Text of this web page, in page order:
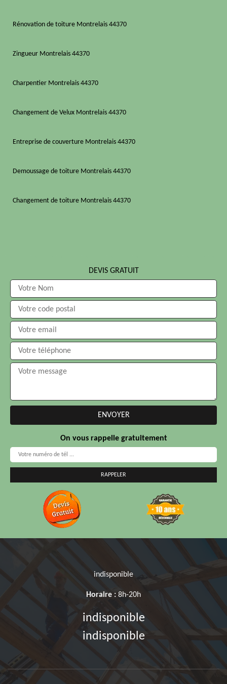
Rénovation de toiture Montrelais 44370
Zingueur Montrelais 44370
Charpentier Montrelais 44370
Changement de Velux Montrelais 44370
Entreprise de couverture Montrelais 44370
Demoussage de toiture Montrelais 44370
Changement de toiture Montrelais 44370
DEVIS GRATUIT
On vous rappelle gratuitement
indisponible
Horaire : 8h-20h
indisponible
indisponible